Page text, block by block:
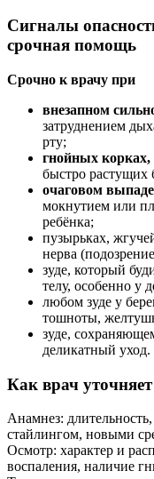
Сигналы
срочная помощь
Срочно к врачу при
внезапном
затруднением
рту;
гнойных корках,
быстро растущих
очаговом
мокнутием или
ребёнка;
пузырьках,
нерва
зуде, который
телу, особенно у
любом зуде у
тошноты,
зуде,
деликатный уход.
Как врач
Анамнез:
стайлингом, новыми
Осмотр: характер и
воспаления, наличие